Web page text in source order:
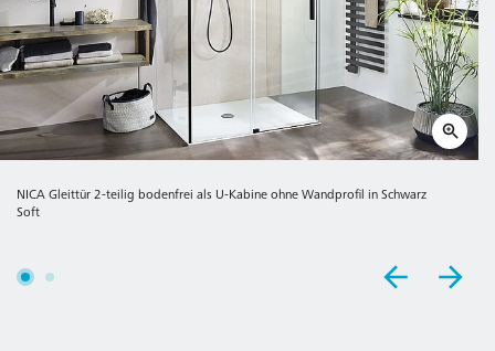
NICA Gleittür 2-teilig bodenfrei als U-Kabine ohne Wandprofil in Schwarz
Soft